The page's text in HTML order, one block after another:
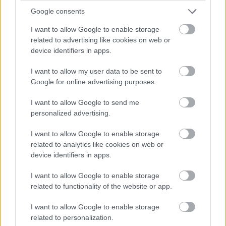
Google consents
I want to allow Google to enable storage
related to advertising like cookies on web or
device identifiers in apps.
I want to allow my user data to be sent to
Google for online advertising purposes.
I want to allow Google to send me
personalized advertising.
I want to allow Google to enable storage
related to analytics like cookies on web or
device identifiers in apps.
I want to allow Google to enable storage
related to functionality of the website or app.
I want to allow Google to enable storage
related to personalization.
hátránya Yifeijel szemben... Csakhogy van valami baj a #31-es
WRT emelőjével, így az utolsó kerékcserénél valamennyit
biztosan veszítenek majd.
van. Ezt egy safety car éppen-éppen lenullázhatja még, de
erőből ezt még annyira se lehet itt ledolgozni, ahogy a 100-at
A különbség nagyjából 1:40, lesz még 20 kör, ez
körönként 5 másodpercet jelentene. Erőből nem nagyon lehet
megoldani, de ha a szerencse is Fraga kezére játszik,
visszahozhatja a sírból (avagy az éjszakai defektből) a